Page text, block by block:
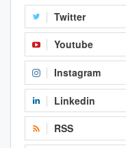
Twitter
Youtube
Instagram
Linkedin
RSS